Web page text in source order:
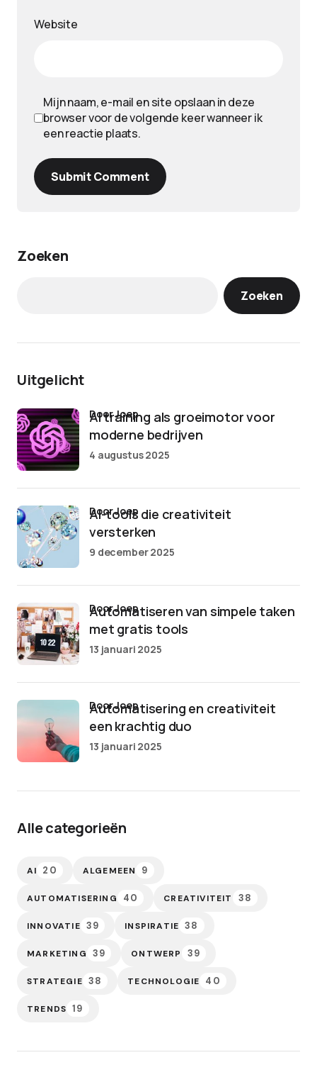
Website
Mijn naam, e-mail en site opslaan in deze
browser voor de volgende keer wanneer ik
een reactie plaats.
Submit Comment
Zoeken
Zoeken
Uitgelicht
AI training als groeimotor voor
moderne bedrijven
door Joep
4 augustus 2025
AI-tools die creativiteit
versterken
door Joep
9 december 2025
Automatiseren van simpele taken
met gratis tools
door Joep
13 januari 2025
Automatisering en creativiteit
een krachtig duo
door Joep
13 januari 2025
Alle categorieën
AI 20 ALGEMEEN 9
AUTOMATISERING 40 CREATIVITEIT 38
INNOVATIE 39 INSPIRATIE 38
MARKETING 39 ONTWERP 39
STRATEGIE 38 TECHNOLOGIE 40
TRENDS 19